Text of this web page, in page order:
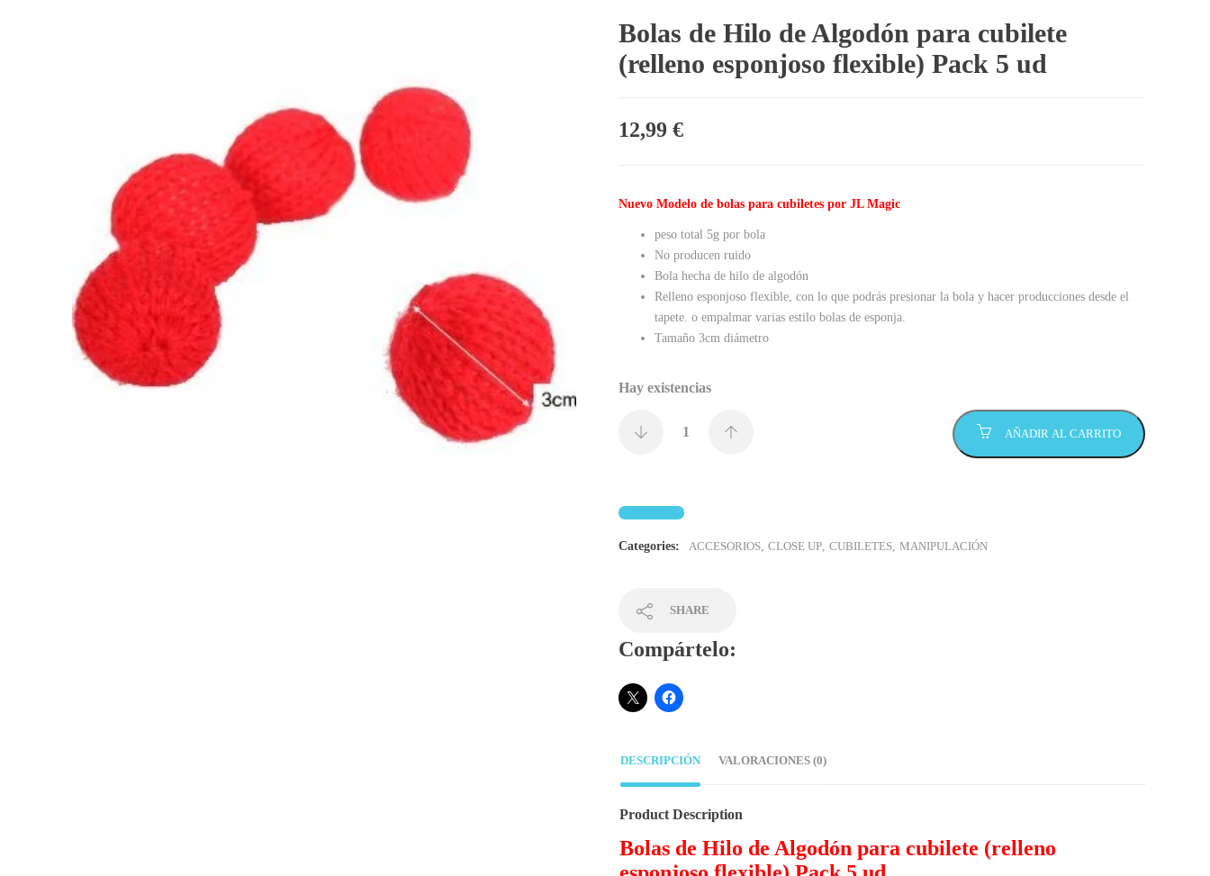
Bolas de Hilo de Algodón para cubilete
(relleno esponjoso flexible) Pack 5 ud
12,99 €
Nuevo Modelo de bolas para cubiletes por JL Magic
peso total 5g por bola
No producen ruido
Bola hecha de hilo de algodón
Relleno esponjoso flexible, con lo que podrás presionar la bola y hacer producciones desde el
tapete. o empalmar varias estilo bolas de esponja.
Tamaño 3cm diámetro
Hay existencias
AÑADIR AL CARRITO
Categories: ACCESORIOS, CLOSE UP, CUBILETES, MANIPULACIÓN
SHARE
Compártelo:
DESCRIPCIÓN VALORACIONES (0)
Product Description
Bolas de Hilo de Algodón para cubilete (relleno